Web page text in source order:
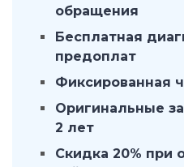
обращения
Бесплатная
предоплат
Фиксированная
Оригинальные
2 лет
Скидка 20% при